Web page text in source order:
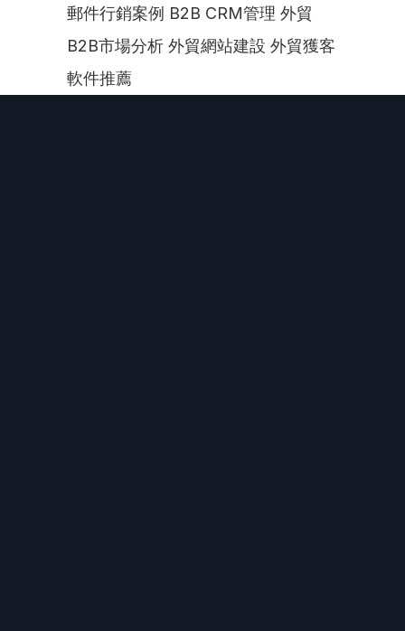
郵件行銷案例 B2B CRM管理 外貿
B2B市場分析 外貿網站建設 外貿獲客
軟件推薦